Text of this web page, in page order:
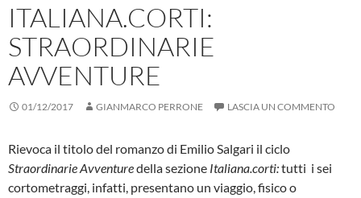
ITALIANA.CORTI:
STRAORDINARIE
AVVENTURE
01/12/2017 GIANMARCO PERRONE LASCIA UN COMMENTO
Rievoca il titolo del romanzo di Emilio Salgari il ciclo
Straordinarie Avventuredella sezione Italiana.corti:tutti i sei
cortometraggi, infatti, presentano un viaggio, fisico o